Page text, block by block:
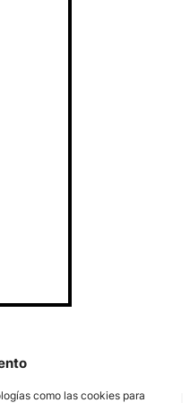
como las cookies para